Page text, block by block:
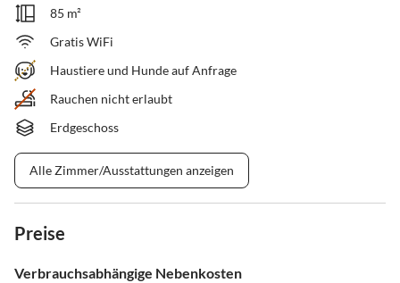
85 m²
Gratis WiFi
Haustiere und Hunde auf Anfrage
Rauchen nicht erlaubt
Erdgeschoss
Alle Zimmer/Ausstattungen anzeigen
Preise
Verbrauchsabhängige Nebenkosten